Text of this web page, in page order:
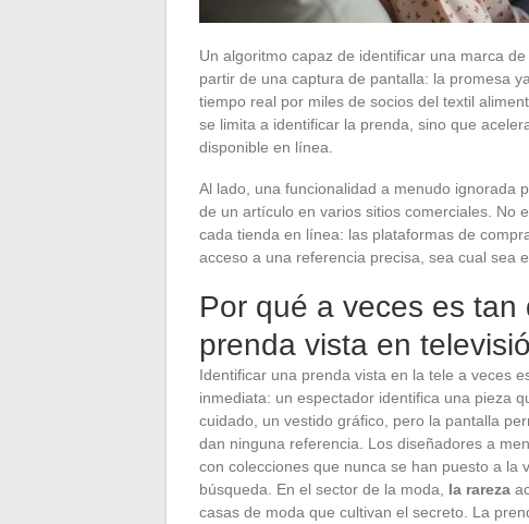
Un algoritmo capaz de identificar una marca
partir de una captura de pantalla: la promesa
tiempo real por miles de socios del textil
se limita a identificar la prenda, sino que
disponible en línea.
Al lado, una funcionalidad a menudo ignorada
de un artículo en varios sitios comerciales. No
cada tienda en línea: las plataformas de
acceso a una referencia precisa, sea cual sea
Por qué a veces es
prenda vista en
Identificar una prenda vista en la tele a veces
inmediata: un espectador identifica una pieza
cuidado, un vestido gráfico, pero la pantalla
dan ninguna referencia. Los diseñadores a
con colecciones que nunca se han puesto a la
búsqueda. En el sector de la moda, la rareza
casas de moda que cultivan el secreto. La